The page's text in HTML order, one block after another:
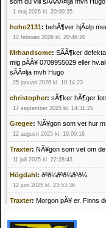
som du vill sÃÂÃÂ¤lja mvh Hugo
1 maj 2026 kl. 20:00:35
hoho2131: behÃ¶ver hjÃ¤lp
12 februari 2026 kl. 20:46:20
Mrhandsome: SÃÂ¶ker
mig pÃÂ¥ 0709955029 eller
sÃÂ¤lja mvh Hugo
25 januari 2026 kl. 10:14:23
christopher: sÃ¶ker hÃ¶ger
17 september 2025 kl. 14:31:25
Gregee: NÃ¥gon som vet hur
12 augusti 2025 kl. 19:00:16
Traxter: NÃ¥gon som vet om
11 juli 2025 kl. 22:28:43
Högdahl : ðªð¼ðªð¼ðªð¼
12 juni 2025 kl. 23:53:36
Traxter: Morgon pÃ¥ er. Finns
Mrhandsome:SÃ¶ker defekta/